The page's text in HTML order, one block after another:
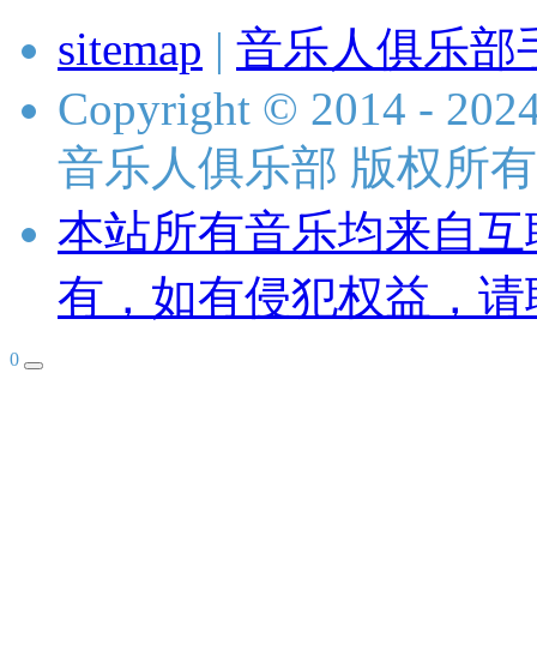
sitemap | 音乐人俱乐部
Copyright © 2014 -
音乐人俱乐部 版权所有
本站所有音乐均来自
有，如有侵犯权益，
0